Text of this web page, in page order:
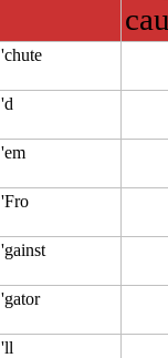
'chute
'd
'em
'Fro
'gainst
'gator
'll